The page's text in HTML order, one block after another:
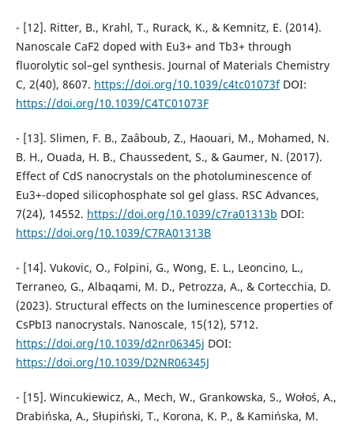
- [12]. Ritter, B., Krahl, T., Rurack, K., & Kemnitz, E. (2014).
Nanoscale CaF2 doped with Eu3+ and Tb3+ through
fluorolytic sol–gel synthesis. Journal of Materials Chemistry
C, 2(40), 8607. https://doi.org/10.1039/c4tc01073fDOI:
https://doi.org/10.1039/C4TC01073F
- [13]. Slimen, F. B., Zaâboub, Z., Haouari, M., Mohamed, N.
B. H., Ouada, H. B., Chaussedent, S., & Gaumer, N. (2017).
Effect of CdS nanocrystals on the photoluminescence of
Eu3+-doped silicophosphate sol gel glass. RSC Advances,
7(24), 14552. https://doi.org/10.1039/c7ra01313b DOI:
https://doi.org/10.1039/C7RA01313B
- [14]. Vukovic, O., Folpini, G., Wong, E. L., Leoncino, L.,
Terraneo, G., Albaqami, M. D., Petrozza, A., & Cortecchia, D.
(2023). Structural effects on the luminescence properties of
CsPbI3 nanocrystals. Nanoscale, 15(12), 5712.
https://doi.org/10.1039/d2nr06345j DOI:
https://doi.org/10.1039/D2NR06345J
- [15]. Wincukiewicz, A., Mech, W., Grankowska, S., Wołoś, A.,
Drabińska, A., Słupiński, T., Korona, K. P., & Kamińska, M.